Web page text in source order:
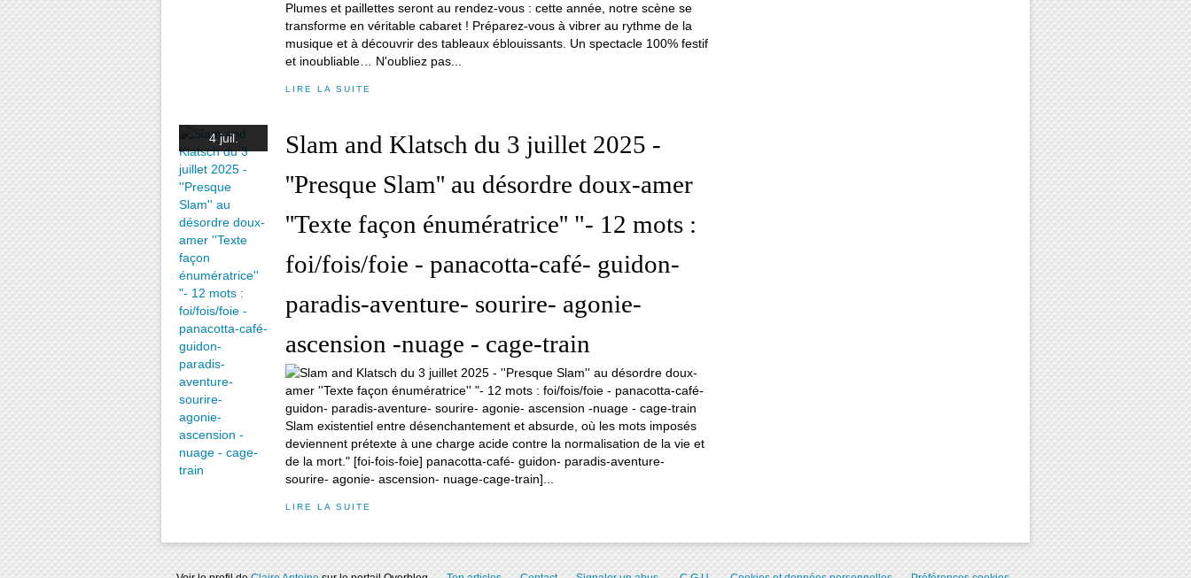
Plumes et paillettes seront au rendez-vous : cette année, notre scène se
transforme en véritable cabaret ! Préparez-vous à vibrer au rythme de la
musique et à découvrir des tableaux éblouissants. Un spectacle 100% festif
et inoubliable… N'oubliez pas...
LIRE LA SUITE
4 juil.
Slam and Klatsch du 3 juillet 2025 -
''Presque Slam'' au désordre doux-amer
''Texte façon énumératrice'' "- 12 mots :
foi/fois/foie - panacotta-café- guidon-
paradis-aventure- sourire- agonie-
ascension -nuage - cage-train
Slam existentiel entre désenchantement et absurde, où les mots imposés
deviennent prétexte à une charge acide contre la normalisation de la vie et
de la mort." [foi-fois-foie] panacotta-café- guidon- paradis-aventure-
sourire- agonie- ascension- nuage-cage-train]...
LIRE LA SUITE